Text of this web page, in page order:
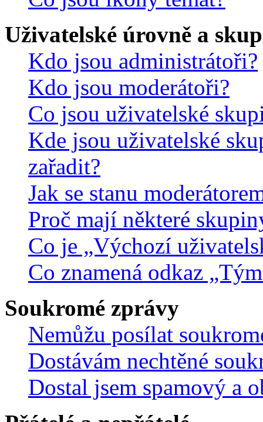
Uživatelské úrovně a
Kdo jsou administrátoři?
Kdo jsou moderátoři?
Co jsou uživatelské
Kde jsou uživatelské
zařadit?
Jak se stanu
Proč mají některé
Co je „Výchozí
Co znamená odkaz
Soukromé zprávy
Nemůžu posílat
Dostávám nechtěné
Dostal jsem spamový a